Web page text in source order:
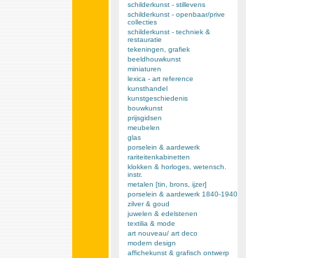
schilderkunst - stillevens
schilderkunst - openbaar/prive
collecties
schilderkunst - techniek &
restauratie
tekeningen, grafiek
beeldhouwkunst
miniaturen
lexica - art reference
kunsthandel
kunstgeschiedenis
bouwkunst
prijsgidsen
meubelen
glas
porselein & aardewerk
rariteitenkabinetten
klokken & horloges, wetensch.
instr.
metalen [tin, brons, ijzer]
porselein & aardewerk 1840-1940
zilver & goud
juwelen & edelstenen
textilia & mode
art nouveau/ art deco
modern design
affichekunst & grafisch ontwerp